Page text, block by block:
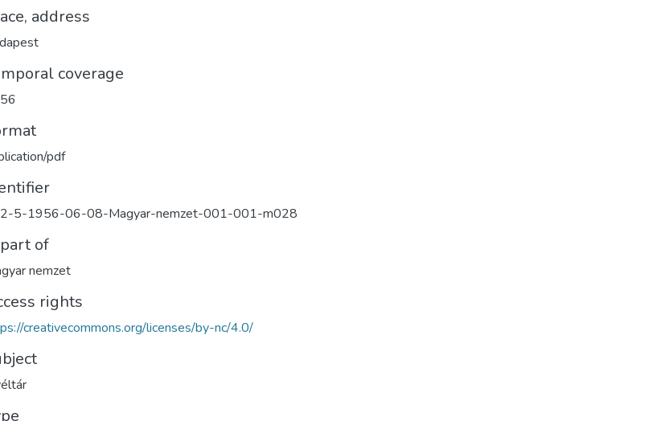
address
coverage
pdf
5-1956-06-08-Magyar-nemzet-001-001-m028
of
nemzet
rights
creativecommons.org/licenses/by-nc/4.0/